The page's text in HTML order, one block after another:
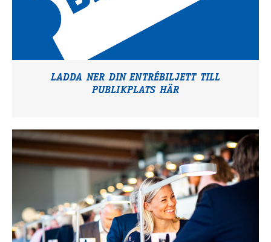
LADDA NER DIN ENTRÉBILJETT TILL
PUBLIKPLATS HÄR